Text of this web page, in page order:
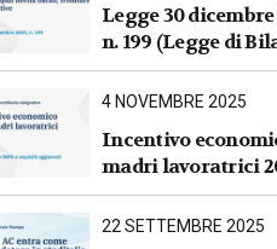
Legge 30 dicembre
n. 199 (Legge di
2026).Sintesi
delle principali
contributive e per
imprese
4 NOVEMBRE 2025
Incentivo
madri lavoratrici
nuove regole INPS
requisiti aggiornati
22 SETTEMBRE 2025